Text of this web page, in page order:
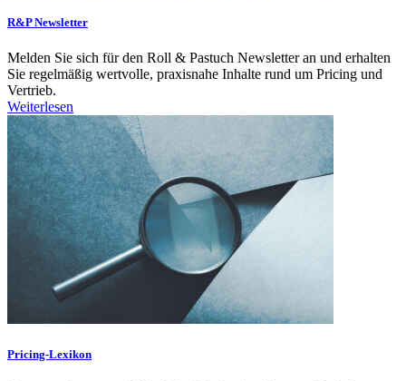
R&P Newsletter
Melden Sie sich für den Roll & Pastuch Newsletter an und erhalten
Sie regelmäßig wertvolle, praxisnahe Inhalte rund um Pricing und
Vertrieb.
Weiterlesen
Pricing-Lexikon